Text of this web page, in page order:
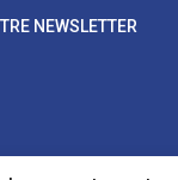
NEWSLETTER